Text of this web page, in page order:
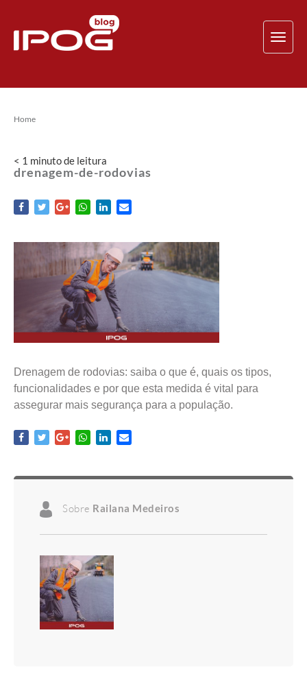
Home
< 1 minutode leitura
drenagem-de-rodovias
Drenagem de rodovias: saiba o que é, quais os tipos,
funcionalidades e por que esta medida é vital para
assegurar mais segurança para a população.
Sobre Railana Medeiros